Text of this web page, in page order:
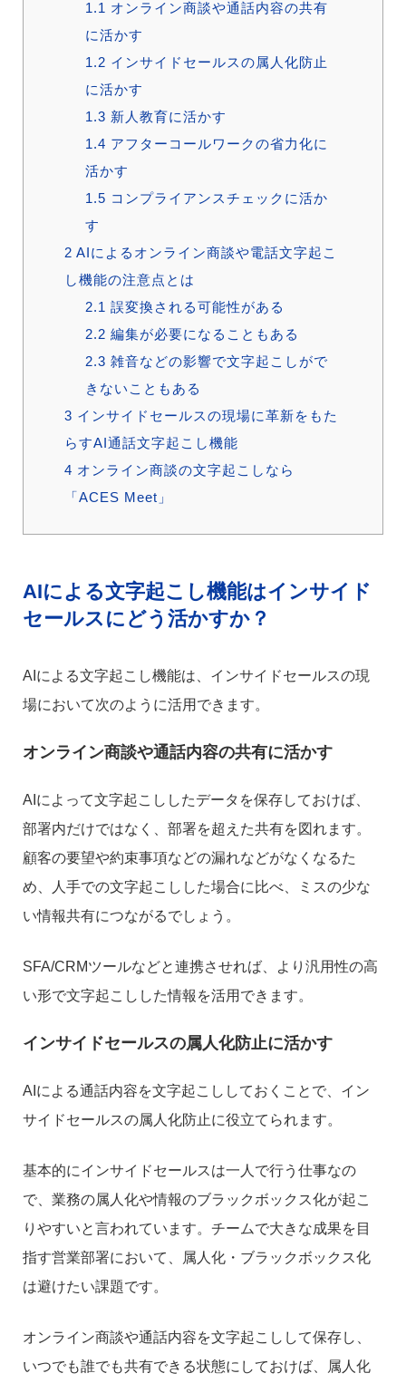
1.1 オンライン商談や通話内容の共有
に活かす
1.2 インサイドセールスの属人化防止
に活かす
1.3 新人教育に活かす
1.4 アフターコールワークの省力化に
活かす
1.5 コンプライアンスチェックに活か
す
2 AIによるオンライン商談や電話文字起こ
し機能の注意点とは
2.1 誤変換される可能性がある
2.2 編集が必要になることもある
2.3 雑音などの影響で文字起こしがで
きないこともある
3 インサイドセールスの現場に革新をもた
らすAI通話文字起こし機能
4 オンライン商談の文字起こしなら
「ACES Meet」
AIによる文字起こし機能はインサイド
セールスにどう活かすか？
AIによる文字起こし機能は、インサイドセールスの現
場において次のように活用できます。
オンライン商談や通話内容の共有に活かす
AIによって文字起こししたデータを保存しておけば、
部署内だけではなく、部署を超えた共有を図れます。
顧客の要望や約束事項などの漏れなどがなくなるた
め、人手での文字起こしした場合に比べ、ミスの少な
い情報共有につながるでしょう。
SFA/CRMツールなどと連携させれば、より汎用性の高
い形で文字起こしした情報を活用できます。
インサイドセールスの属人化防止に活かす
AIによる通話内容を文字起こししておくことで、イン
サイドセールスの属人化防止に役立てられます。
基本的にインサイドセールスは一人で行う仕事なの
で、業務の属人化や情報のブラックボックス化が起こ
りやすいと言われています。チームで大きな成果を目
指す営業部署において、属人化・ブラックボックス化
は避けたい課題です。
オンライン商談や通話内容を文字起こしして保存し、
いつでも誰でも共有できる状態にしておけば、属人化